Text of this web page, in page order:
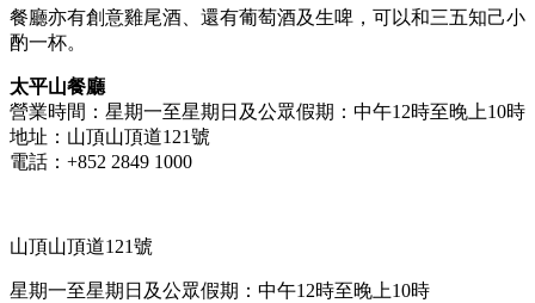
餐廳亦有創意雞尾酒、還有葡萄酒及生啤，可以和三五知己小
酌一杯。
太平山餐廳
營業時間：星期一至星期日及公眾假期：中午12時至晚上10時
地址：山頂山頂道121號
電話：+852 2849 1000
山頂山頂道121號
星期一至星期日及公眾假期：中午12時至晚上10時